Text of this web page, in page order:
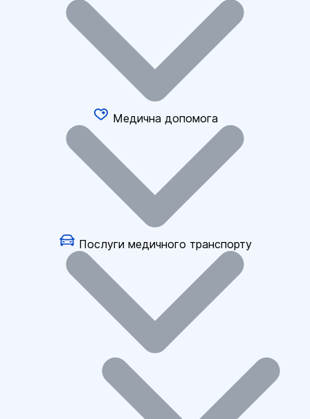
Медична допомога
Послуги медичного транспорту